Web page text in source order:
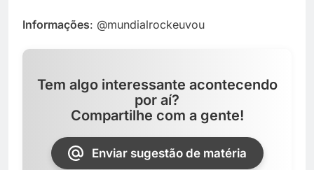
Informações: @mundialrockeuvou
Tem algo interessante acontecendo
por aí?
Compartilhe com a gente!
Enviar sugestão de matéria